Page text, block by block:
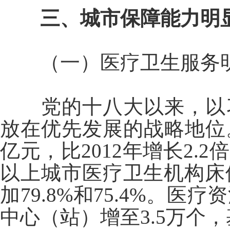
三、城市保障能力明
（一）医疗卫生服
党的十八大以来，
放在优先发展的战略地
亿元，比2012年增长2.2
以上城市医疗卫生机构
加79.8%和75.4%。医疗
中心（站）增至3.5万个